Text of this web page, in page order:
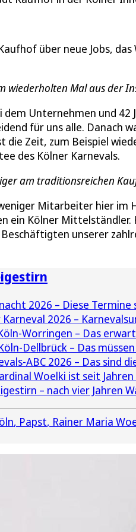
über neue Jobs,
Mal aus der
dem Unternehmen und
für uns alle.
die Zeit, zum Beispiel
des Kölner Karnevals.
am traditionsreichen
Mitarbeiter hier im
ein Kölner
unserer
2026 – Diese Termine
Karneval 2026 –
Worringen – Das
Dellbrück – Das
ABC 2026 – Das sind
Woelki ist seit
– nach vier Jahren
Papst Rainer Maria